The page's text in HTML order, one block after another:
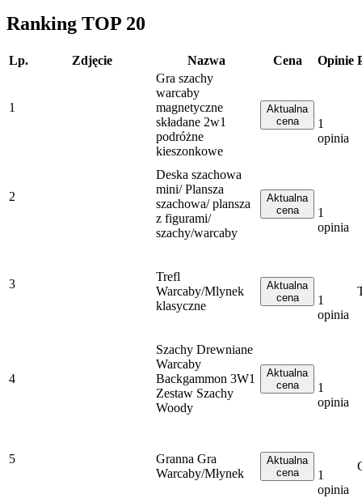
Ranking TOP 20
Lp. Zdjęcie Nazwa Cena Opinie
1
Gra szachy
warcaby
magnetyczne
składane 2w1
podróżne
kieszonkowe
Aktualna
cena
1
opinia
2
Deska szachowa
mini/ Plansza
szachowa/ plansza
z figurami/
szachy/warcaby
Aktualna
cena
1
opinia
3
Trefl
Warcaby/Mlynek
klasyczne
Aktualna
cena
1
opinia
4
Szachy Drewniane
Warcaby
Backgammon 3W1
Zestaw Szachy
Woody
Aktualna
cena
1
opinia
5
Granna Gra
Warcaby/Młynek
Aktualna
cena
1
opinia